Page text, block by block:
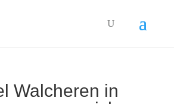
Walcheren in